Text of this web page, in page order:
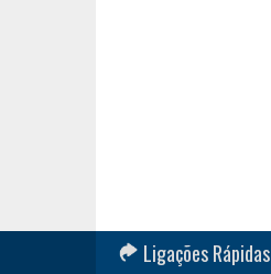
Ligações Rápidas